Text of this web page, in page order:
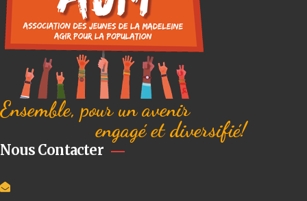
Ensemble, pour un avenir
engagé et diversifié!
Nous Contacter